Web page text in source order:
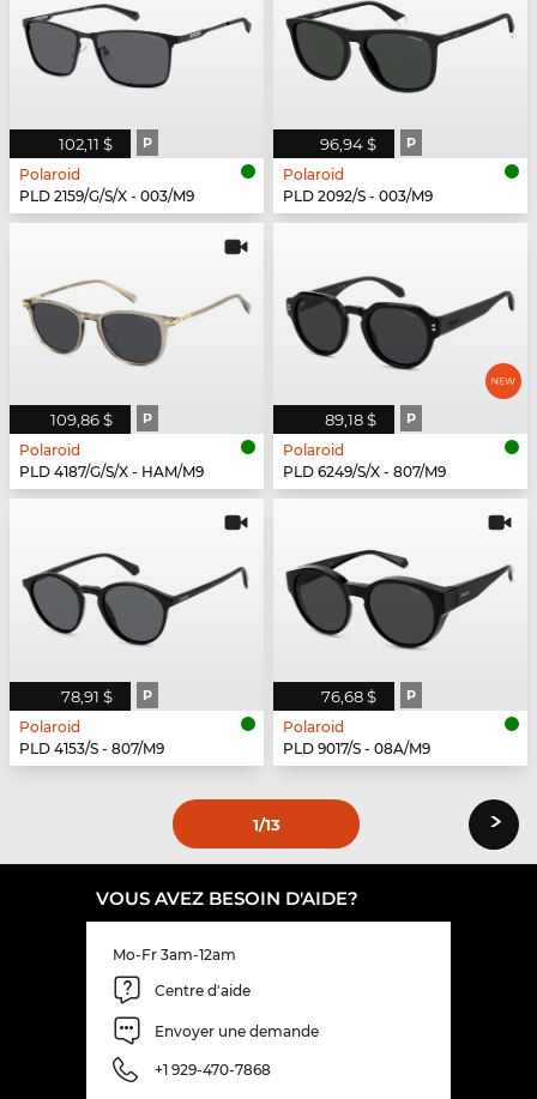
102,11 $ P
Polaroid
PLD 2159/G/S/X - 003/M9
96,94 $ P
Polaroid
PLD 2092/S - 003/M9
109,86 $ P
Polaroid
PLD 4187/G/S/X - HAM/M9
89,18 $ P
Polaroid
PLD 6249/S/X - 807/M9
78,91 $ P
Polaroid
PLD 4153/S - 807/M9
76,68 $ P
Polaroid
PLD 9017/S - 08A/M9
1/13 ›
VOUS AVEZ BESOIN D'AIDE?
Mo-Fr 3am-12am
Centre d'aide
Envoyer une demande
+1 929-470-7868